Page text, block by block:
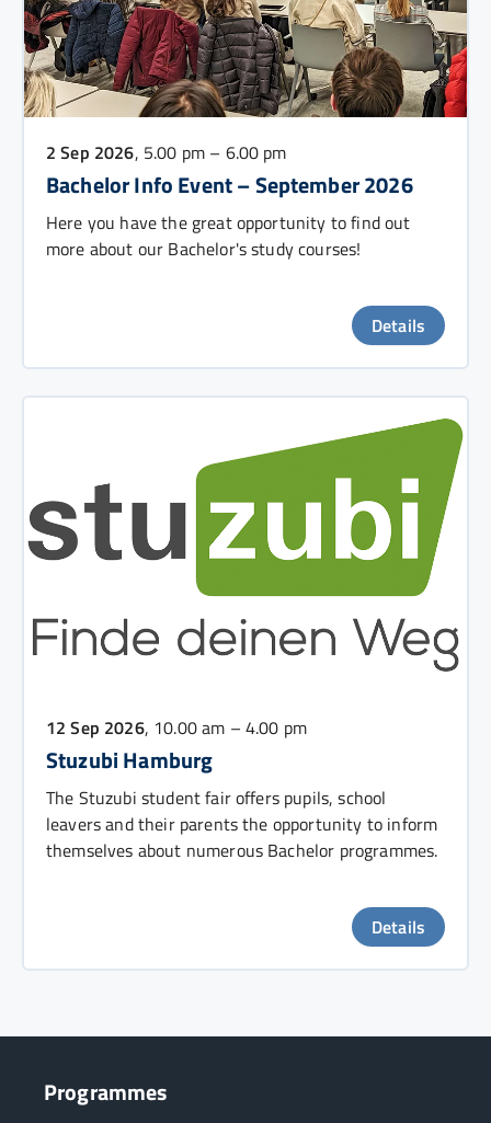
2 Sep 2026, 5.00 pm – 6.00 pm
Bachelor Info Event – September 2026
Here you have the great opportunity to find out
more about our Bachelor's study courses!
Details
12 Sep 2026, 10.00 am – 4.00 pm
Stuzubi Hamburg
The Stuzubi student fair offers pupils, school
leavers and their parents the opportunity to inform
themselves about numerous Bachelor programmes.
Details
Programmes